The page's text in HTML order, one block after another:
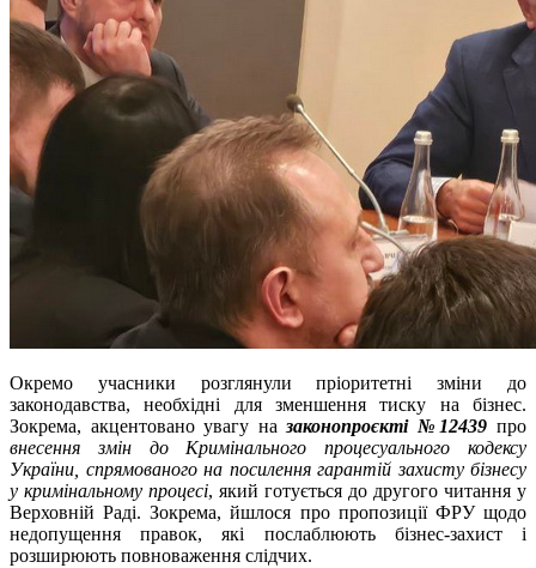
Окремо учасники розглянули пріоритетні зміни до
законодавства, необхідні для зменшення тиску на бізнес.
Зокрема, акцентовано увагу назаконопроєкті №12439 про
внесення змін до Кримінального процесуального кодексу
України, спрямованого на посилення гарантій захисту бізнесу
у кримінальному процесі, який готується до другого читання у
Верховній Раді. Зокрема, йшлося про пропозиції ФРУ щодо
недопущення правок, які послаблюють бізнес-захист і
розширюють повноваження слідчих.